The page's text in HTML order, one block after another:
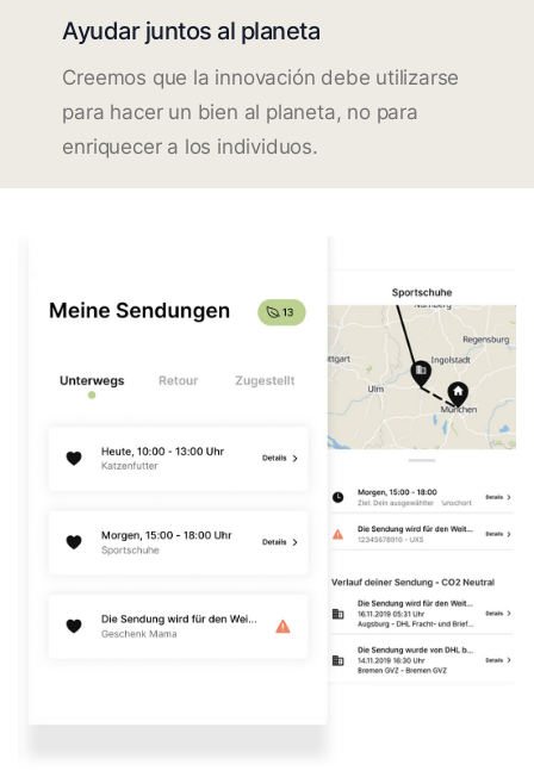
Ayudar juntos al planeta
Creemos que la innovación debe utilizarse
para hacer un bien al planeta, no para
enriquecer a los individuos.